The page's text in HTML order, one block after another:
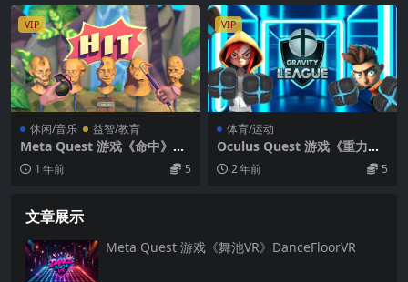
VIP
休闲/音乐 益智/教育
Meta Quest 游戏《命中》HI
T VR1 年前 5
VIP
体育/运动
Oculus Quest 游戏《重力联
赛VR》Gravity League VR
2 年前 5
文章展示
Meta Quest 游戏《舞池VR》DanceFloorVR